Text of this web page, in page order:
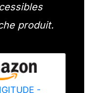
produit.
-